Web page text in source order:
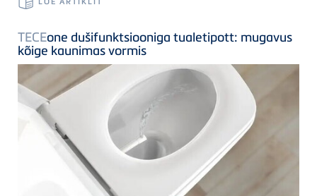
TECEone dušifunktsiooniga tualetipott: mugavus
kõige kaunimas vormis